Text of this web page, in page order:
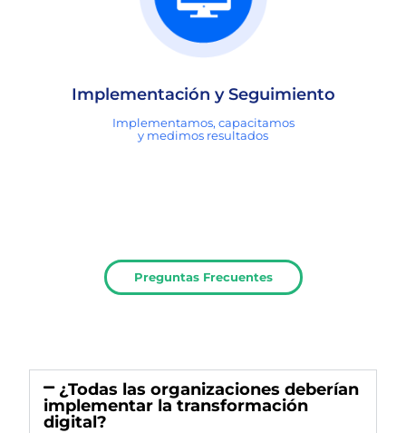
Implementación y Seguimiento
Implementamos, capacitamos
y medimos resultados
Preguntas Frecuentes
¿Todas las organizaciones deberían
implementar la transformación
digital?